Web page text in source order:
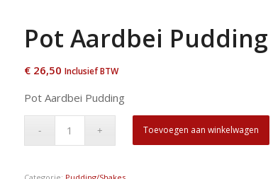
Pot Aardbei Pudding
€ 26,50 Inclusief BTW
Pot Aardbei Pudding
Toevoegen aan winkelwagen
Categorie: Pudding/Shakes